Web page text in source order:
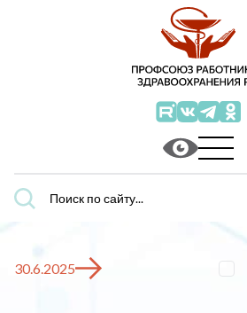
Поиск
по
30.6.2025